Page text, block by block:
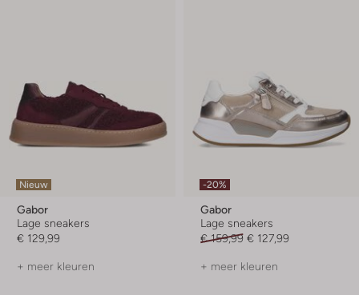
Nieuw
Gabor
Lage sneakers
€ 129,99
+ meer kleuren
-20%
Gabor
Lage sneakers
€ 159,99 € 127,99
+ meer kleuren